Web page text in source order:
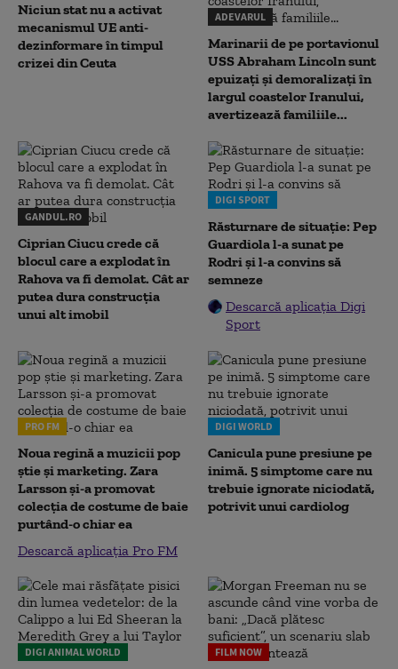
Niciun stat nu a activat
mecanismul UE anti-
dezinformare în timpul
crizei din Ceuta
ADEVARUL
Marinarii de pe portavionul
USS Abraham Lincoln sunt
epuizați și demoralizați în
largul coastelor Iranului,
avertizează familiile...
GANDUL.RO
Ciprian Ciucu crede că
blocul care a explodat în
Rahova va fi demolat. Cât ar
putea dura construcția
unui alt imobil
DIGI SPORT
Răsturnare de situație: Pep
Guardiola l-a sunat pe
Rodri și l-a convins să
semneze
Descarcă aplicația Digi
Sport
PRO FM
Noua regină a muzicii pop
știe și marketing. Zara
Larsson și-a promovat
colecția de costume de baie
purtând-o chiar ea
Descarcă aplicația Pro FM
DIGI WORLD
Canicula pune presiune pe
inimă. 5 simptome care nu
trebuie ignorate niciodată,
potrivit unui cardiolog
DIGI ANIMAL WORLD FILM NOW